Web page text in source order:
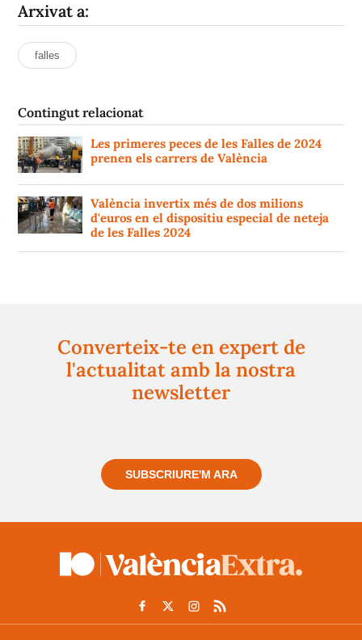
Arxivat a:
falles
Contingut relacionat
Les primeres peces de les Falles de 2024
prenen els carrers de València
València invertix més de dos milions
d'euros en el dispositiu especial de neteja
de les Falles 2024
Converteix-te en expert de
l'actualitat amb la nostra
newsletter
SUBSCRIURE'M ARA